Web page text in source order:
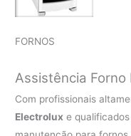
FORNOS
Assistência Forno
Com profissionais
Electrolux e